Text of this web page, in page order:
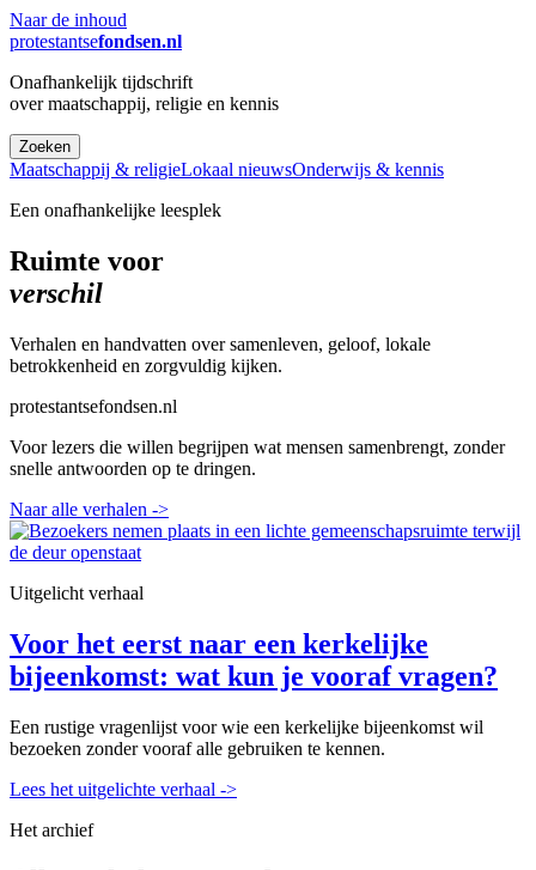
Naar de inhoud
protestantsefondsen.nl
Onafhankelijk tijdschrift
over maatschappij, religie en kennis
Zoeken
Maatschappij & religieLokaal nieuwsOnderwijs & kennis
Een onafhankelijke leesplek
Ruimte voor
verschil
Verhalen en handvatten over samenleven, geloof, lokale
betrokkenheid en zorgvuldig kijken.
protestantsefondsen.nl
Voor lezers die willen begrijpen wat mensen samenbrengt, zonder
snelle antwoorden op te dringen.
Naar alle verhalen ->
Uitgelicht verhaal
Voor het eerst naar een kerkelijke
bijeenkomst: wat kun je vooraf vragen?
Een rustige vragenlijst voor wie een kerkelijke bijeenkomst wil
bezoeken zonder vooraf alle gebruiken te kennen.
Lees het uitgelichte verhaal ->
Het archief